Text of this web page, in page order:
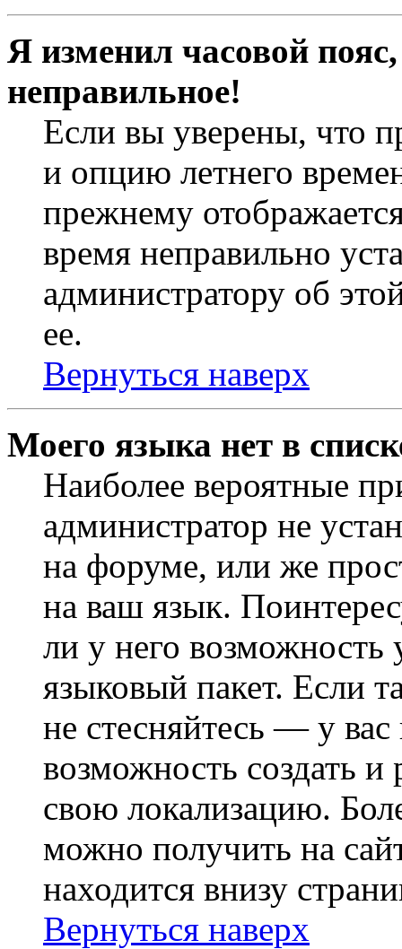
Я изменил часовой
неправильное!
Если вы уверены, что
и опцию летнего
прежнему
время неправильно
администратору об
ее.
Вернуться наверх
Моего языка нет в
Наиболее вероятные
администратор не
на форуме, или же
на ваш язык.
ли у него
языковый пакет. Если
не стесняйтесь — у вас
возможность создать
свою локализацию.
можно получить на
находится внизу
Вернуться наверх